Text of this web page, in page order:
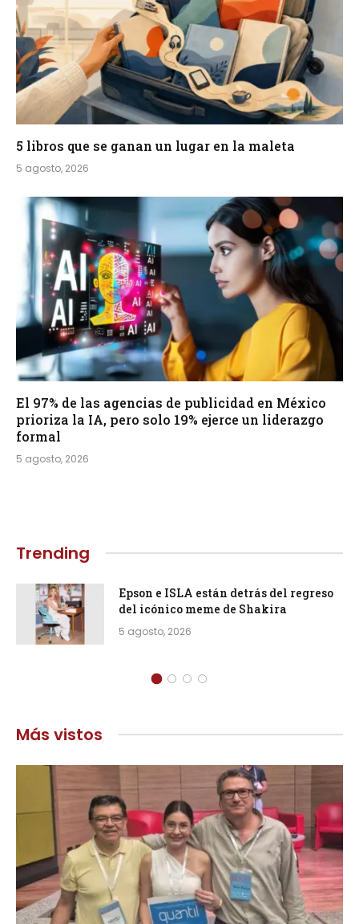
5 libros que se ganan un lugar en la maleta
5 agosto, 2026
El 97% de las agencias de publicidad en México
prioriza la IA, pero solo 19% ejerce un liderazgo
formal
5 agosto, 2026
Trending
Epson e ISLA están detrás del regreso
del icónico meme de Shakira
5 agosto, 2026
Más vistos